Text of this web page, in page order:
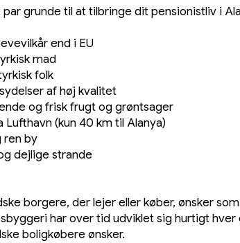
par grunde til at tilbringe dit pensionistliv i
end i EU
mad
folk
af høj kvalitet
og frisk frugt og grøntsager
Lufthavn (kun 40 km til Alanya)
ren by
dejlige strande
borgere, der lejer eller køber, ønsker
har over tid udviklet sig hurtigt
boligkøbere ønsker.